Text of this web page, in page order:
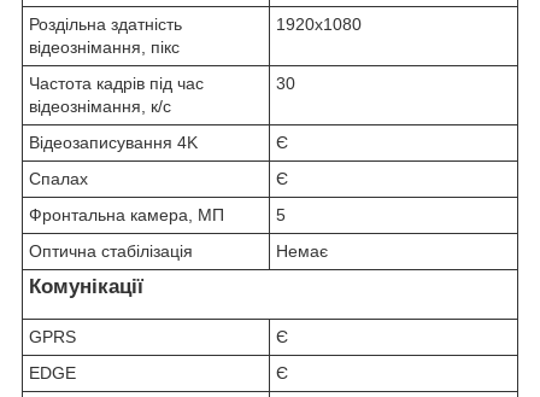
Роздільна здатність
відеознімання, пікс
1920x1080
Частота кадрів під час
відеознімання, к/с
30
Відеозаписування 4K
Є
Спалах
Є
Фронтальна камера, МП
5
Оптична стабілізація
Немає
Комунікації
GPRS
Є
EDGE
Є